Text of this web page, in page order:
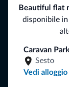
Beautiful flat
disponibile
Caravan
Sesto
Vedi alloggio
Riceverai